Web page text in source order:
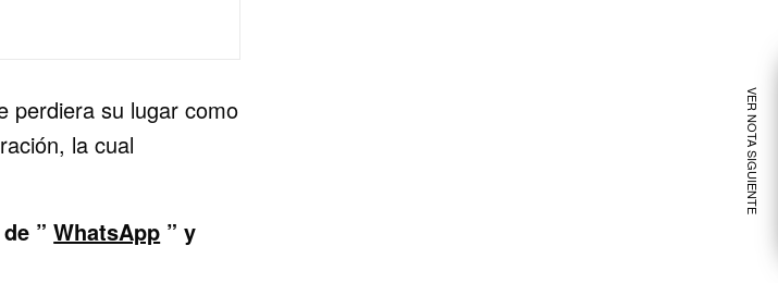
perdiera su lugar como
la cual
”WhatsApp ” y
VER NOTA SIGUIENTE